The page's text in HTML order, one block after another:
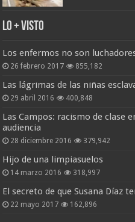
Lo + Visto
Los enfermos no son
26 febrero 2017 855,182
Las lágrimas de las niñas
29 abril 2016 400,848
Las Campos: racismo de clase
audiencia
28 diciembre 2016 379,942
Hijo de una limpiasuelos
14 marzo 2016 318,997
El secreto de que Susana Díaz
22 mayo 2017 162,896